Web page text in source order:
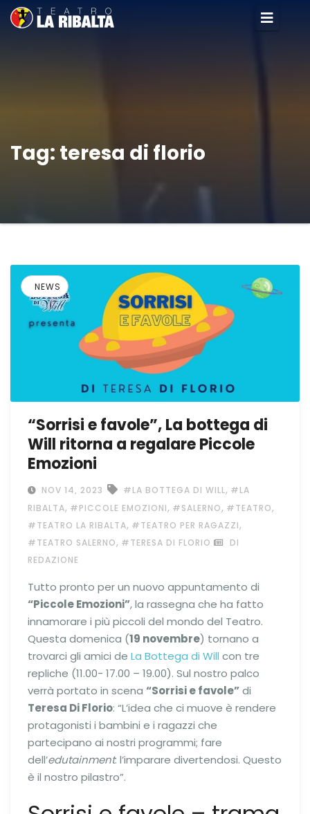
Tag: teresa di florio
NEWS
“Sorrisi e favole”, La bottega di
Will ritorna a regalare Piccole
Emozioni
NOV 14, 2023 #LA BOTTEGA DI WILL, #LA
RIBALTA, #PICCOLE EMOZIONI, #SALERNO, #TEATRO,
#TEATRO LA RIBALTA, #TEATRO PER RAGAZZI,
#TEATRO SALERNO, #TERESA DI FLORIO
DI
REDAZIONE
Tutto pronto per un nuovo appuntamento di
“Piccole Emozioni”, la rassegna che ha fatto
innamorare i più piccoli del mondo del Teatro.
Questa domenica (19 novembre) tornano a
trovarci gli amici de La Bottega di Will con tre
repliche (11.00- 17.00 – 19.00). Sul nostro palco
verrà portato in scena “Sorrisi e favole”di
Teresa Di Florio: “L’idea che ci muove è rendere
protagonisti i bambini e i ragazzi che
partecipano ai nostri programmi; fare
dell’edutainment: l’imparare divertendosi. Questo
è il nostro pilastro”.